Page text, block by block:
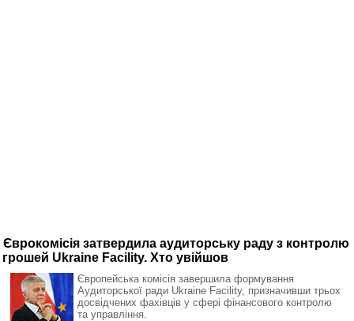
Єврокомісія затвердила аудиторську раду з контролю
грошей Ukraine Facility. Хто увійшов
Європейська комісія завершила формування
Аудиторської ради Ukraine Facility, призначивши трьох
досвідчених фахівців у сфері фінансового контролю
та управління.